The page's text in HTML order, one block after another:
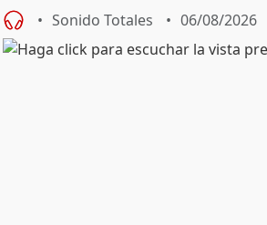
Sonido Totales 06/08/2026